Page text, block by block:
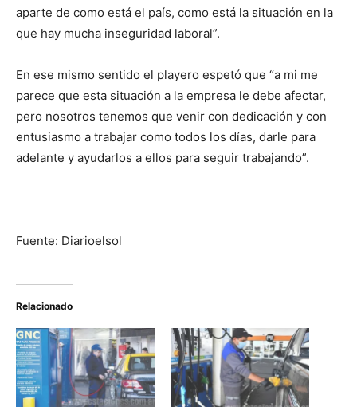
aparte de como está el país, como está la situación en la
que hay mucha inseguridad laboral”.
En ese mismo sentido el playero espetó que “a mi me
parece que esta situación a la empresa le debe afectar,
pero nosotros tenemos que venir con dedicación y con
entusiasmo a trabajar como todos los días, darle para
adelante y ayudarlos a ellos para seguir trabajando”.
Fuente: Diarioelsol
Relacionado